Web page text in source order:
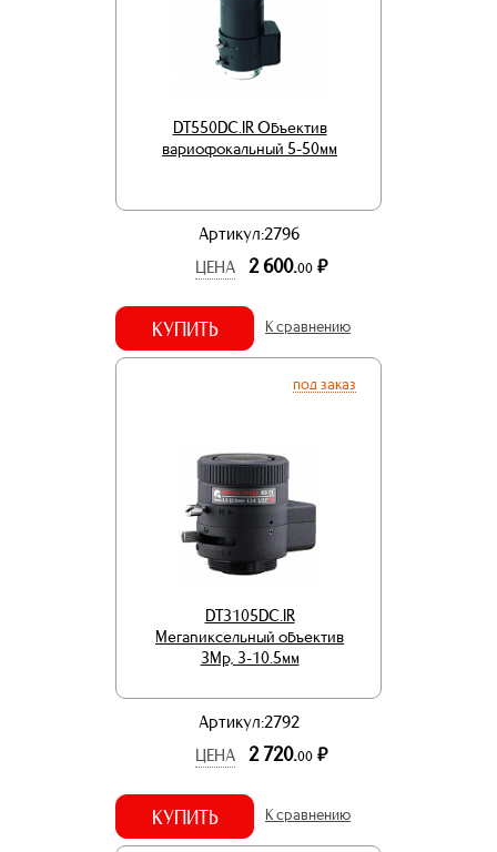
DT550DC.IR Объектив
вариофокальный 5-50мм
Артикул:2796
ЦЕНА
2 600.00 р.
КУПИТЬ К сравнению
под заказ
DT3105DC.IR
Мегапиксельный объектив
3Mp, 3-10.5мм
Артикул:2792
ЦЕНА
2 720.00 р.
КУПИТЬ К сравнению